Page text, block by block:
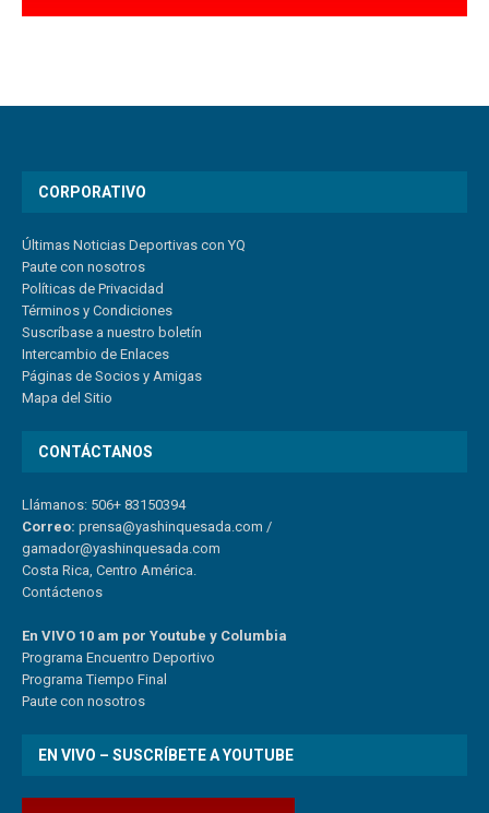
CORPORATIVO
Últimas Noticias Deportivas con YQ
Paute con nosotros
Políticas de Privacidad
Términos y Condiciones
Suscríbase a nuestro boletín
Intercambio de Enlaces
Páginas de Socios y Amigas
Mapa del Sitio
CONTÁCTANOS
Llámanos: 506+ 83150394
Correo: prensa@yashinquesada.com /
gamador@yashinquesada.com
Costa Rica, Centro América.
Contáctenos
En VIVO 10 am por Youtube y Columbia
Programa Encuentro Deportivo
Programa Tiempo Final
Paute con nosotros
EN VIVO – SUSCRÍBETE A YOUTUBE